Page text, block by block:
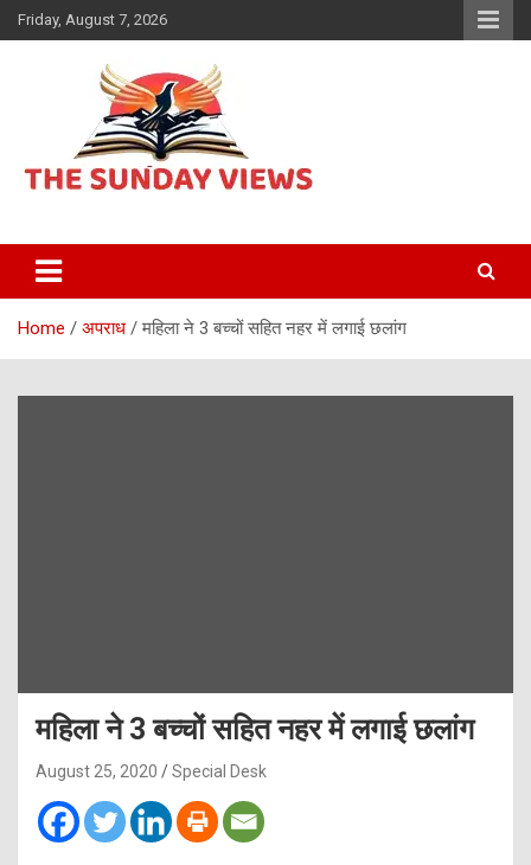
Skip
to
Friday, August 7, 2026
The Sunday views
Home अपराध महिला ने 3 बच्चों सहित नहर में लगाई छलांग
महिला ने 3 बच्चों सहित नहर में लगाई छलांग
August 25, 2020 Special Desk